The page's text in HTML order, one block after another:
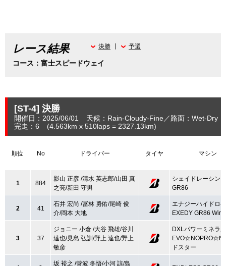
レース結果
コース：富士スピードウェイ
決勝 予選
[ST-4] 決勝
開催日：2025/06/01 天候：Rain-Cloudy-Fine 路面：Wet-Dry
完走：6
(4.563km x 510laps = 2327.13km)
順位 No ドライバー タイヤ マシン
1 884
影山 正彦 /清水 英志郎/山田 真
之亮/新田 守男
シェイドレーシング
GR86
2 41
石井 宏尚 /冨林 勇佑/尾崎 俊
介/岡本 大地
エナジーハイドロ
EXEDY GR86
3 37
ジョニー 小倉 /大谷 飛雄/谷川
達也/見島 弘訓/野上 達也/野上
敏彦
DXLパワーミネラル
ドスター
坂 裕之 /菅波 冬悟/小河 諒/島